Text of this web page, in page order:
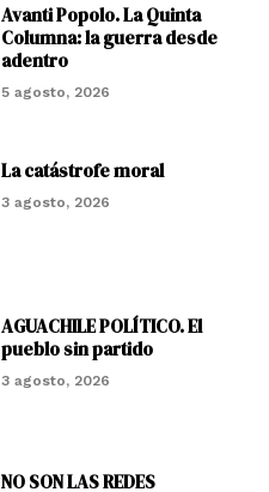
Avanti Popolo. La Quinta
Columna: la guerra desde
adentro
5 agosto, 2026
La catástrofe moral
3 agosto, 2026
AGUACHILE POLÍTICO. El
pueblo sin partido
3 agosto, 2026
NO SON LAS REDES